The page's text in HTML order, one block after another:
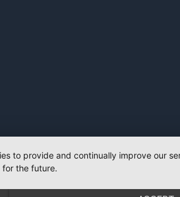
to provide and continually improve our
the future.